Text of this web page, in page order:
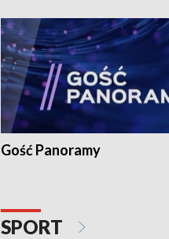
Gość Panoramy
SPORT